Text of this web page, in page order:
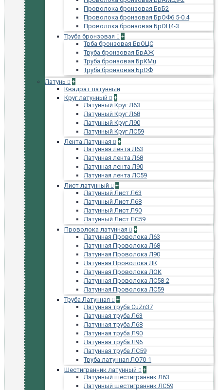
Проволока бронзовая БрБ2
Проволока бронзовая БрОФ6.5-0.4
Проволока бронзовая БрОЦ4-3
Труба бронзовая
+
Трба бронзовая БрОЦС
Труба бронзовая БрАЖ
Труба бронзовая БрКМц
Труба бронзовая БрОФ
Латунь
+
Квадрат латунный
Круг латунный
+
Латунный Круг Л63
Латунный Круг Л68
Латунный Круг Л90
Латунный Круг ЛС59
Лента Латунная
+
Латунная лента Л63
Латунная лента Л68
Латунная лента Л90
Латунная лента ЛС59
Лист латунный
+
Латунный Лист Л63
Латунный Лист Л68
Латунный Лист Л90
Латунный Лист ЛС59
Проволока латунная
+
Латунная Проволока Л63
Латунная Проволока Л68
Латунная Проволока Л90
Латунная Проволока ЛК
Латунная Проволока ЛОК
Латунная Проволока ЛС58-2
Латунная Проволока ЛС59
Труба Латунная
+
Латунная труба CuZn37
Латунная труба Л63
Латунная труба Л68
Латунная труба Л90
Латунная труба Л96
Латунная труба ЛС59
Труба латунная ЛО70-1
Шестигранник латунный
+
Латунный шестигранник Л63
Латунный шестигранник ЛС59